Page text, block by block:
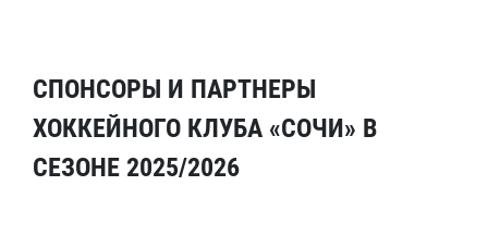
СПОНСОРЫ И ПАРТНЕРЫ
ХОККЕЙНОГО КЛУБА «СОЧИ» В
СЕЗОНЕ 2025/2026